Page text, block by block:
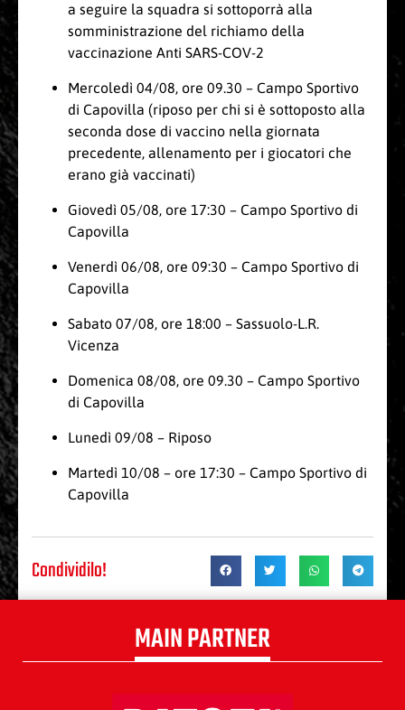
a seguire la squadra si sottoporrà alla
somministrazione del richiamo della
vaccinazione Anti SARS-COV-2
Mercoledì 04/08, ore 09.30 – Campo Sportivo
di Capovilla (riposo per chi si è sottoposto alla
seconda dose di vaccino nella giornata
precedente, allenamento per i giocatori che
erano già vaccinati)
Giovedì 05/08, ore 17:30 – Campo Sportivo di
Capovilla
Venerdì 06/08, ore 09:30 – Campo Sportivo di
Capovilla
Sabato 07/08, ore 18:00 – Sassuolo-L.R.
Vicenza
Domenica 08/08, ore 09.30 – Campo Sportivo
di Capovilla
Lunedì 09/08 – Riposo
Martedì 10/08 – ore 17:30 – Campo Sportivo di
Capovilla
Condividilo!
MAIN PARTNER